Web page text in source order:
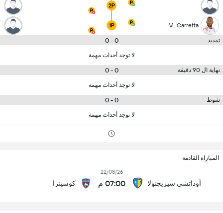
2P
M. Carretta
1P
تمديد 0 - 0
لا توجد أحداث مهمة
نهاية ال 90 دقيقة 0 - 0
لا توجد أحداث مهمة
شوط 0 - 0
لا توجد أحداث مهمة
المباراة القادمة
أوداتشي سيريجنولا
22/08/26
07:00 م كوسينزا